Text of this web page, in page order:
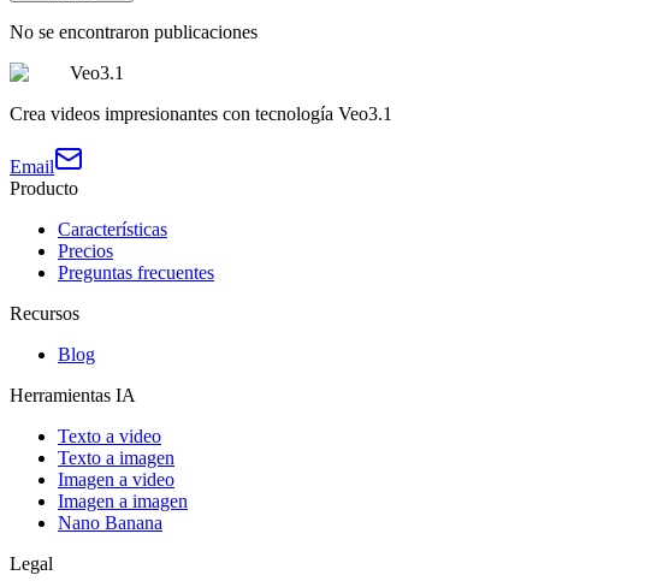
No se encontraron publicaciones
Veo3.1
Crea videos impresionantes con tecnología Veo3.1
Email
Producto
Características
Precios
Preguntas frecuentes
Recursos
Blog
Herramientas IA
Texto a video
Texto a imagen
Imagen a video
Imagen a imagen
Nano Banana
Legal